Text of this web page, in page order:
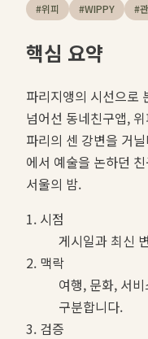
#위피 #WIPPY #
핵심 요약
파리지앵의 시선으로
넘어선 동네친구앱,
파리의 센 강변을 거
에서 예술을 논하던
서울의 밤.
1. 시점
게시일과 최신
2. 맥락
여행, 문화, 서
구분합니다.
3. 검증